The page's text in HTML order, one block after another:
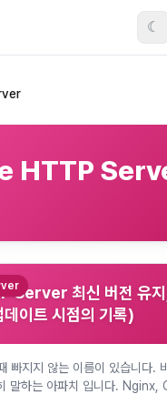
☾
HTTP
최신 버전 유지
이트 시점의 기록)
빠지지 않는 이름이 있습니다.
말하는 아파치 입니다. Nginx,